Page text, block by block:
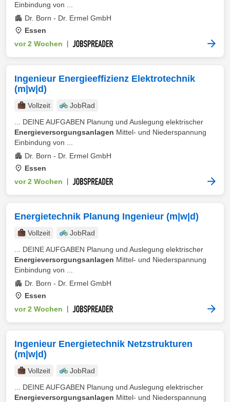
Einbindung von ...
Dr. Born - Dr. Ermel GmbH
Essen
vor 2 Wochen
Ingenieur Energieeffizienz Elektrotechnik
(m|w|d)
Vollzeit
JobRad
... DEINE AUFGABEN Planung und Auslegung elektrischer
Energieversorgungsanlagen Mittel‑ und Niederspannung
Einbindung von ...
Dr. Born - Dr. Ermel GmbH
Essen
vor 2 Wochen
Energietechnik Planung Ingenieur (m|w|d)
Vollzeit
JobRad
... DEINE AUFGABEN Planung und Auslegung elektrischer
Energieversorgungsanlagen Mittel‑ und Niederspannung
Einbindung von ...
Dr. Born - Dr. Ermel GmbH
Essen
vor 2 Wochen
Ingenieur Energietechnik Netzstrukturen
(m|w|d)
Vollzeit
JobRad
... DEINE AUFGABEN Planung und Auslegung elektrischer
Energieversorgungsanlagen Mittel‑ und Niederspannung